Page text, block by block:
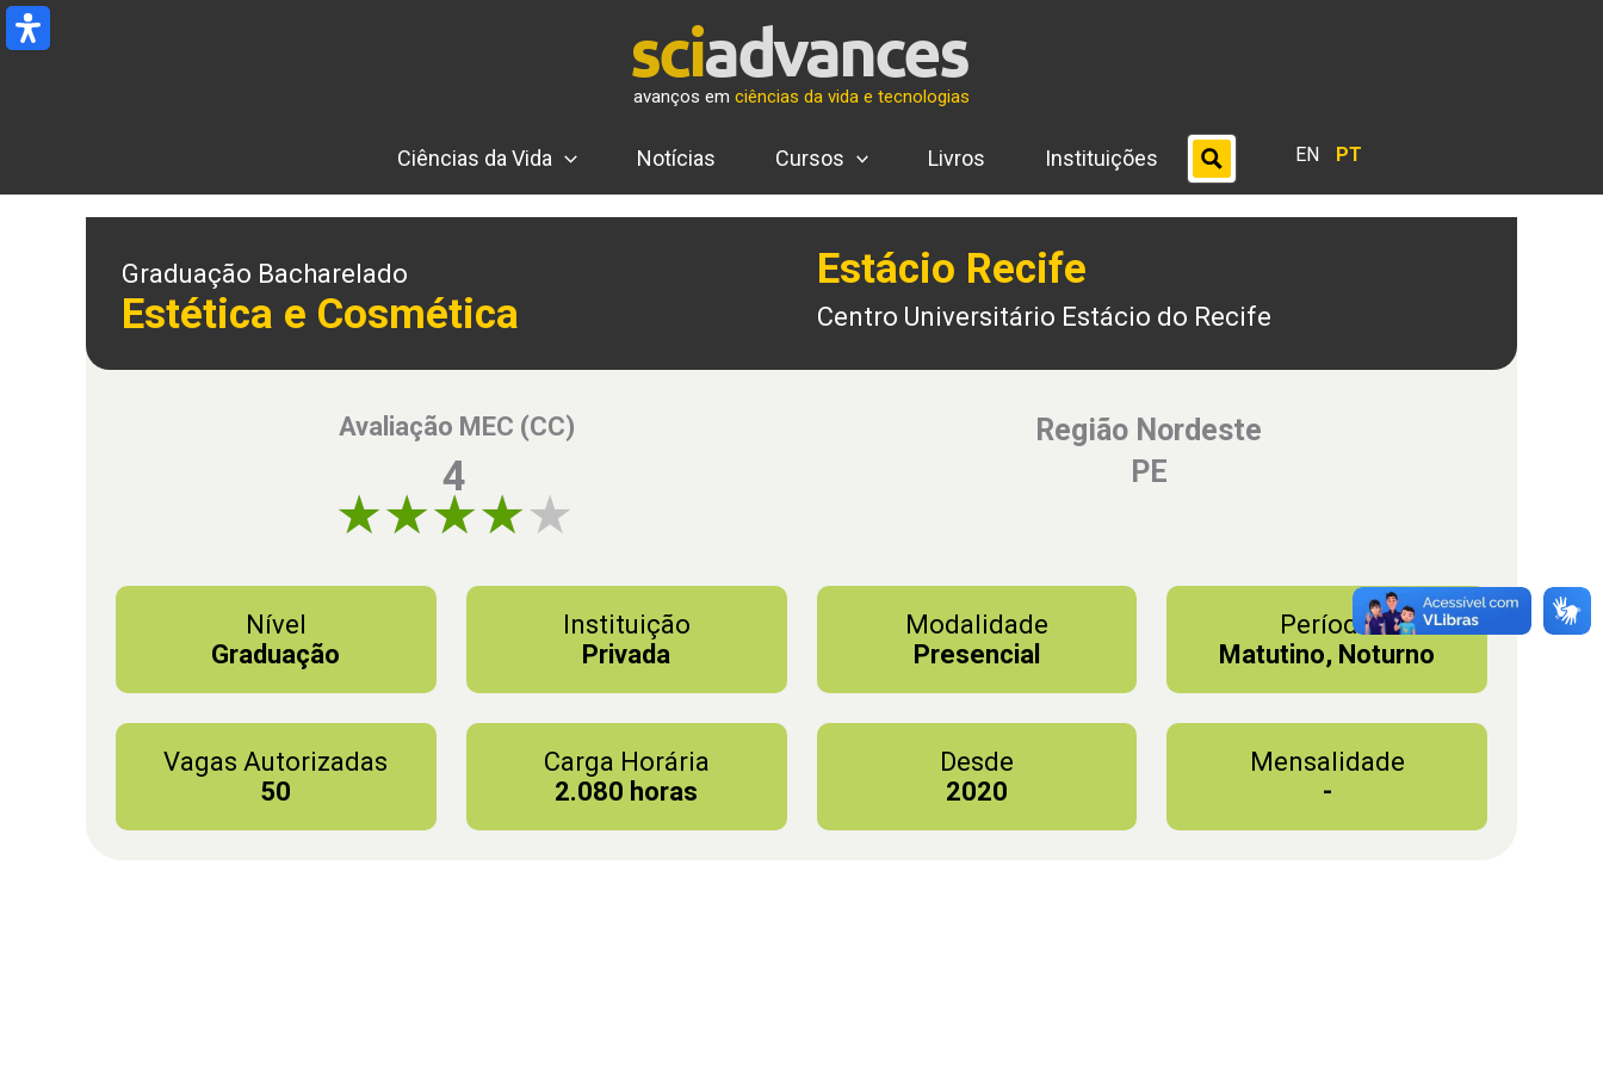
Ir
para
avanços em ciências da vida e tecnologias
Ciências da Vida Notícias Cursos Livros Instituições EN PT
Graduação Bacharelado
Estética e Cosmética
Estácio Recife
Centro Universitário Estácio do Recife
Avaliação MEC (CC)
4
Região Nordeste
PE
Nível
Graduação
Instituição
Privada
Modalidade
Presencial
Período
Matutino, Noturno
Vagas Autorizadas
50
Carga Horária
2.080 horas
Desde
2020
Mensalidade
-